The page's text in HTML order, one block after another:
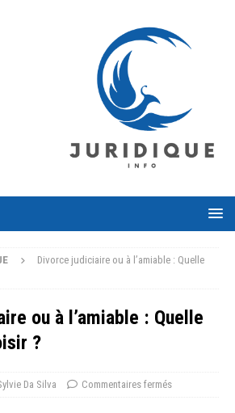
Divorce judiciaire ou à l’amiable : Quelle
ou à l’amiable : Quelle
?
Da Silva Commentaires fermés